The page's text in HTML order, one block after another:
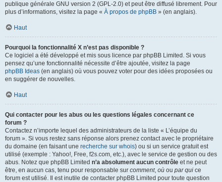
publique générale GNU version 2 (GPL-2.0) et peut être diffusé librement. Pour
plus d’informations, visitez la page « À propos de phpBB » (en anglais).
Haut
Pourquoi la fonctionnalité X n’est pas disponible ?
Ce logiciel a été développé et mis sous licence par phpBB Limited. Si vous
pensez qu’une fonctionnalité nécessite d’être ajoutée, visitez la page
phpBB Ideas (en anglais) où vous pouvez voter pour des idées proposées ou
en suggérer de nouvelles.
Haut
Qui contacter pour les abus ou les questions légales concernant ce
forum ?
Contactez n’importe lequel des administrateurs de la liste « L’équipe du
forum ». Si vous restez sans réponse alors prenez contact avec le propriétaire
du domaine (en faisant une recherche sur whois) ou si un service gratuit est
utilisé (exemple : Yahoo!, Free, f2s.com, etc.), avec le service de gestion ou des
abus. Notez que phpBB Limited n’a absolument aucun contrôle et ne peut
être, en aucun cas, tenu pour responsable sur comment, où ou par qui ce
forum est utilisé. Il est inutile de contacter phpBB Limited pour toute question